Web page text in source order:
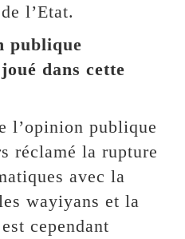
l’Etat.
publique
dans cette
l’opinion publique
réclamé la rupture
avec la
wayiyans et la
cependant